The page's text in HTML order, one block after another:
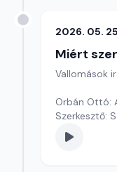
2026. 05.
Miért
Vallomások
Orbán Ottó:
Szerkesztő: